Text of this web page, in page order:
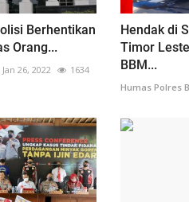
Berhentikan
Orang...
Jan 26, 2022 1634
Hendak di
Timor
BBM...
Humas Polres